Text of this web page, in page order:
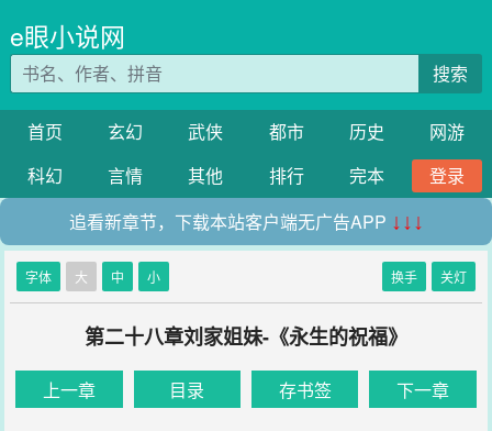
e眼小说网
搜索
首页 玄幻 武侠 都市 历史
网游
科幻
言情 其他 排行 完本
登录
追看新章节，下载本站客户端无广告APP ↓↓↓
字体 大 中 小 换手 关灯
第二十八章刘家姐妹-《永生的祝福》
上一章 目录 存书签 下一章